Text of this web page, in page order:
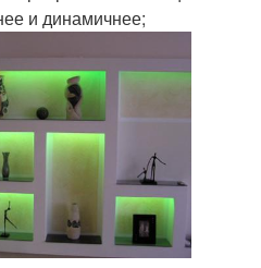
и динамичнее;